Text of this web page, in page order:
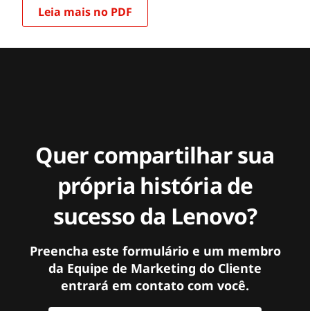
Leia mais no PDF
Quer compartilhar sua
própria história de
sucesso da Lenovo?
Preencha este formulário e um membro
da Equipe de Marketing do Cliente
entrará em contato com você.